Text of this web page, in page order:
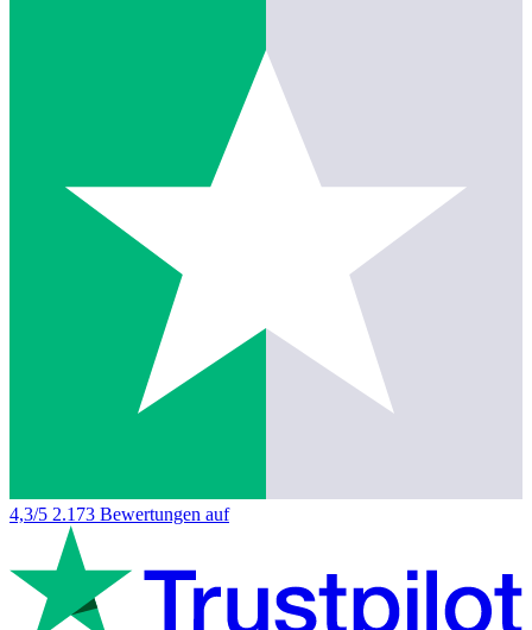
4,3/5 2.173 Bewertungen auf